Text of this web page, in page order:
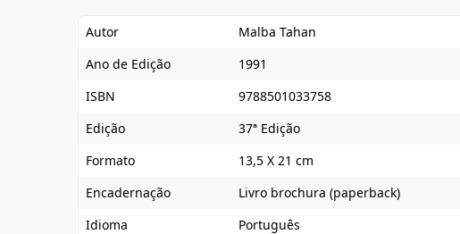
Autor
Malba Tahan
Ano de Edição
1991
ISBN
9788501033758
Edição
37ª Edição
Formato
13,5 X 21 cm
Encadernação
Livro brochura (paperback)
Idioma
Português